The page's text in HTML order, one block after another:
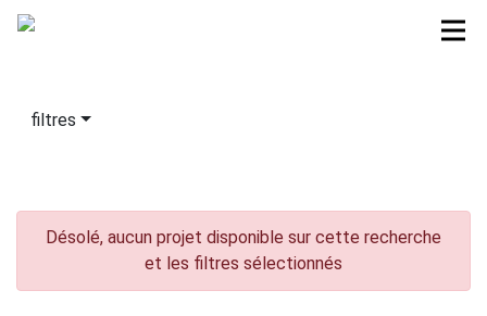
filtres
Désolé, aucun projet disponible sur cette recherche
et les filtres sélectionnés